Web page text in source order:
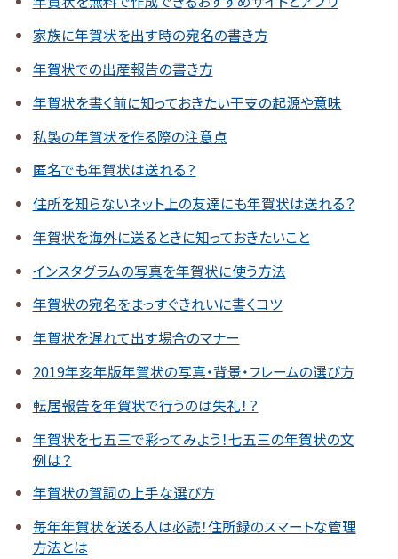
家族に年賀状を出す時の宛名の書き方
年賀状での出産報告の書き方
年賀状を書く前に知っておきたい干支の起源や意味
私製の年賀状を作る際の注意点
匿名でも年賀状は送れる？
住所を知らないネット上の友達にも年賀状は送れる？
年賀状を海外に送るときに知っておきたいこと
インスタグラムの写真を年賀状に使う方法
年賀状の宛名をまっすぐきれいに書くコツ
年賀状を遅れて出す場合のマナー
2019年亥年版年賀状の写真・背景・フレームの選び方
転居報告を年賀状で行うのは失礼！？
年賀状を七五三で彩ってみよう！七五三の年賀状の文
例は？
年賀状の賀詞の上手な選び方
毎年年賀状を送る人は必読！住所録のスマートな管理
方法とは